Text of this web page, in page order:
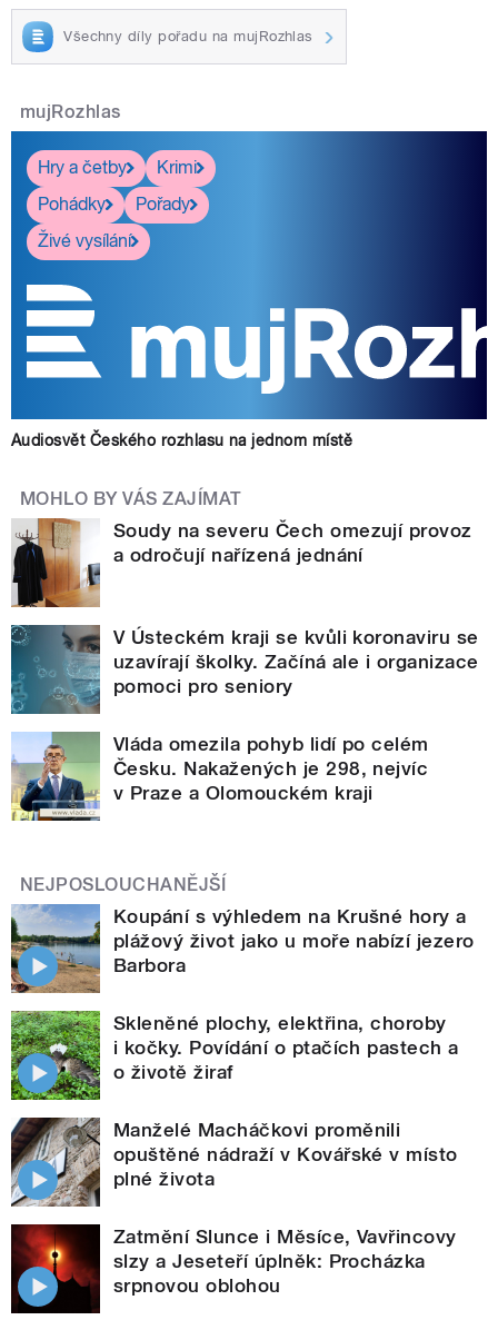
Všechny díly pořadu na mujRozhlas
mujRozhlas
Hry a četby
Krimi
Pohádky
Pořady
Živé vysílání
Audiosvět Českého rozhlasu na jednom místě
MOHLO BY VÁS ZAJÍMAT
Soudy na severu Čech omezují provoz
a odročují nařízená jednání
V Ústeckém kraji se kvůli koronaviru se
uzavírají školky. Začíná ale i organizace
pomoci pro seniory
Vláda omezila pohyb lidí po celém
Česku. Nakažených je 298, nejvíc
v Praze a Olomouckém kraji
NEJPOSLOUCHANĚJŠÍ
Koupání s výhledem na Krušné hory a
plážový život jako u moře nabízí jezero
Barbora
Skleněné plochy, elektřina, choroby
i kočky. Povídání o ptačích pastech a
o životě žiraf
Manželé Macháčkovi proměnili
opuštěné nádraží v Kovářské v místo
plné života
Zatmění Slunce i Měsíce, Vavřincovy
slzy a Jeseteří úplněk: Procházka
srpnovou oblohou